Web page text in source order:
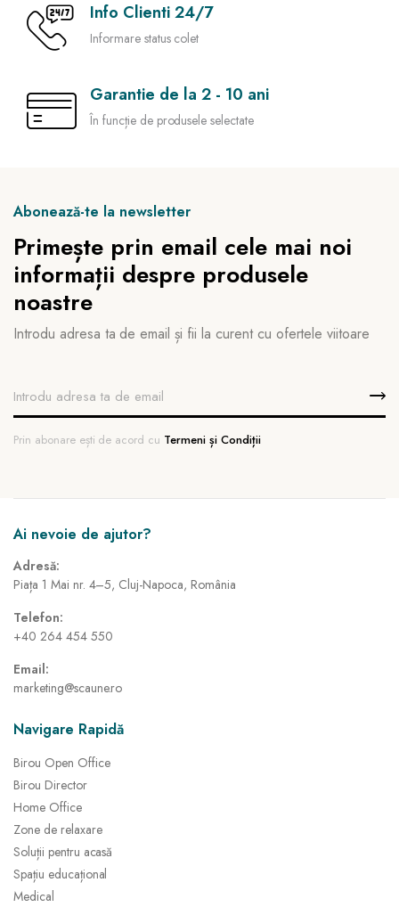
Info Clienti 24/7
Informare status colet
Garantie de la 2 - 10 ani
În funcție de produsele selectate
Abonează-te la newsletter
Primește prin email cele mai noi
informații despre produsele
noastre
Introdu adresa ta de email și fii la curent cu ofertele viitoare
Prin abonare ești de acord cu Termeni și Condiții
Ai nevoie de ajutor?
Adresă:
Piața 1 Mai nr. 4–5, Cluj-Napoca, România
Telefon:
+40 264 454 550
Email:
marketing@scaune.ro
Navigare Rapidă
Birou Open Office
Birou Director
Home Office
Zone de relaxare
Soluții pentru acasă
Spațiu educațional
Medical